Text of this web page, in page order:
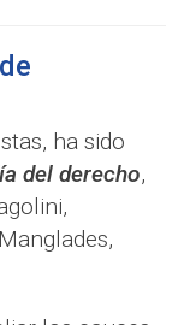
ha sido
del derecho,